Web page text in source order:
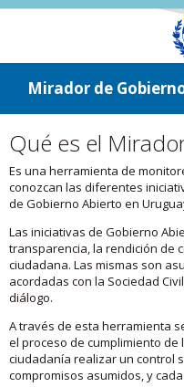
ir a contenido
ir al menú
Mirador de
Qué es el
Es una herramienta de
conozcan las diferentes
de Gobierno Abierto en
Las iniciativas de Gobierno
transparencia, la rendición de
ciudadana. Las mismas son
acordadas con la Sociedad
diálogo.
A través de esta herramienta
el proceso de cumplimiento de
ciudadanía realizar un control
compromisos asumidos, y